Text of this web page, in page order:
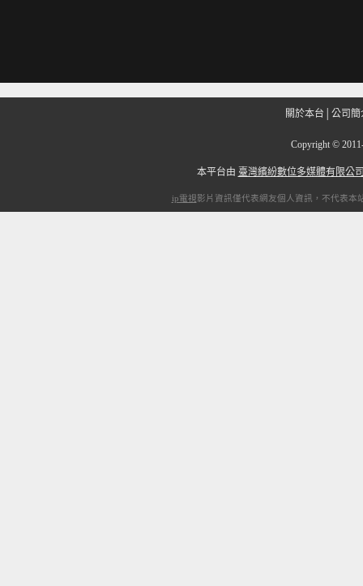
關於本台 公司簡
Copyright ©
本平台由 臺灣繽紛數位多媒體有限公
ip電視影片資訊僅代表網友個人資訊，不代表本